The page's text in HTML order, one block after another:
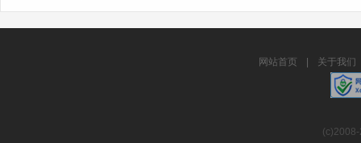
网站首页 关于我们